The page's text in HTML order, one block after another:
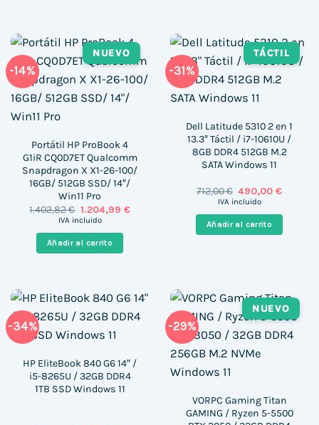
-14%
NUEVO
Portátil HP ProBook 4
G1iR CQ0D7ET Qualcomm
Snapdragon X X1-26-100/
16GB/ 512GB SSD/ 14″/
Win11 Pro
1.402,82€ El
precio
era:
1.402,82 €.
1.204,99 €El
IVA incluido
Añadir al carrito
-31%
TÁCTIL
Dell Latitude 5310 2 en 1
13.3″ Táctil / i7-10610U /
8GB DDR4 512GB M.2
SATA Windows 11
712,00€ El
precio
era:
712,00 €.
490,00€El
es:
490,00
IVA incluido
Añadir al carrito
-34%
HP EliteBook 840 G6 14″ /
i5-8265U / 32GB DDR4
1TB SSD Windows 11
-29%
NUEVO
VORPC Gaming Titan
GAMING / Ryzen 5-5500